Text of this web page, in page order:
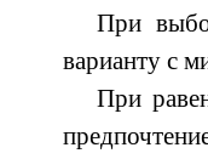
При
варианту с
При